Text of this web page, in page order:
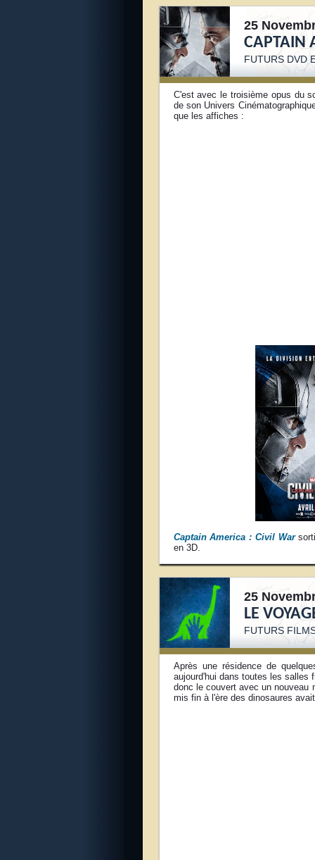
25
CAPTAIN
FUTURS DVD
C'est avec le troisième opus du
de son Univers
que les affiches :
Captain America : Civil War
en 3D.
25
LE
FUTURS
Après une résidence de
aujourd'hui dans toutes les
donc le couvert avec un nouveau
mis fin à l'ère des dinosaures